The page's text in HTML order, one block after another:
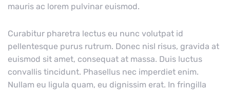
mauris ac lorem pulvinar euismod.
Curabitur pharetra lectus eu nunc volutpat id
pellentesque purus rutrum. Donec nisl risus, gravida at
euismod sit amet, consequat at massa. Duis luctus
convallis tincidunt. Phasellus nec imperdiet enim.
Nullam eu ligula quam, eu dignissim erat. In fringilla